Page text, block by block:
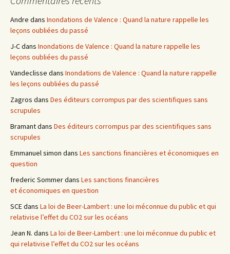
Andre dans Inondations de Valence : Quand la nature rappelle les
leçons oubliées du passé
J-Cdans Inondations de Valence : Quand la nature rappelle les
leçons oubliées du passé
Vandeclisse dans Inondations de Valence : Quand la nature rappelle
les leçons oubliées du passé
Zagros dans Des éditeurs corrompus par des scientifiques sans
scrupules
Bramantdans Des éditeurs corrompus par des scientifiques sans
scrupules
Emmanuel simon dans Les sanctions financières et économiques en
question
frederic Sommerdans Les sanctions financières
et économiques en question
SCEdans La loi de Beer-Lambert : une loi méconnue du public et qui
relativise l’effet du CO2 sur les océans
Jean N. dans La loi de Beer-Lambert : une loi méconnue du public et
qui relativise l’effet du CO2 sur les océans